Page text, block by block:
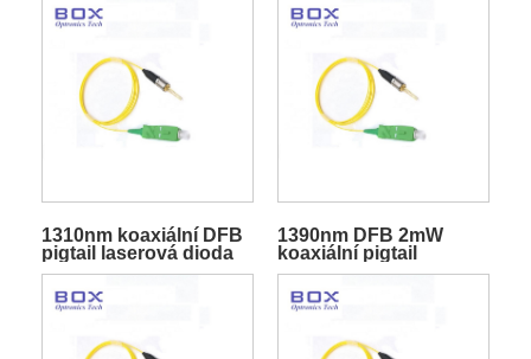
1310nm koaxiální DFB
pigtail laserová dioda
1390nm DFB 2mW
koaxiální pigtail
laserová dioda